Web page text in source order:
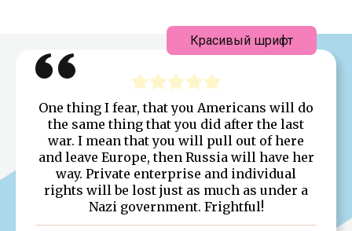
One thing I fear, that you Americans will do
the same thing that you did after the last
war. I mean that you will pull out of here
and leave Europe, then Russia will have her
way. Private enterprise and individual
rights will be lost just as much as under a
Nazi government. Frightful!
Красивый шрифт